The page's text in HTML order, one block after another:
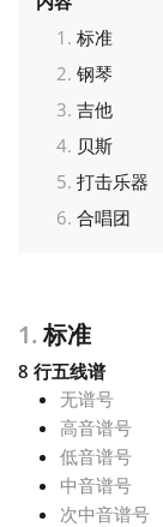
Deutsch
English
Español
한국어
हिन्दी
Italiano
标准
钢琴
吉他
贝斯
打击乐器
合唱团
1.标准
8 行五线谱
无谱号
高音谱号
低音谱号
中音谱号
次中音谱号